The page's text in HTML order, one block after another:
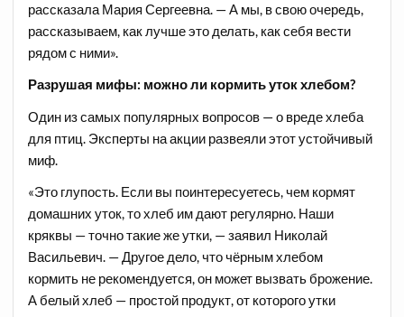
рассказала Мария Сергеевна. — А мы, в свою очередь,
рассказываем, как лучше это делать, как себя вести
рядом с ними».
Разрушая мифы: можно ли кормить уток хлебом?
Один из самых популярных вопросов — о вреде хлеба
для птиц. Эксперты на акции развеяли этот устойчивый
миф.
«Это глупость. Если вы поинтересуетесь, чем кормят
домашних уток, то хлеб им дают регулярно. Наши
кряквы — точно такие же утки, — заявил Николай
Васильевич. — Другое дело, что чёрным хлебом
кормить не рекомендуется, он может вызвать брожение.
А белый хлеб — простой продукт, от которого утки